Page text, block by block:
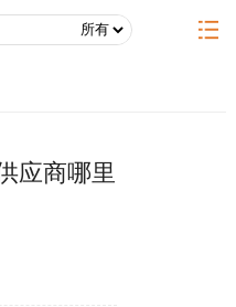
应商哪里